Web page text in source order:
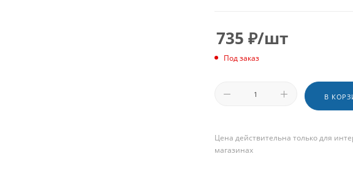
735 ₽/шт
Под заказ
В
Цена действительна только для
магазинах